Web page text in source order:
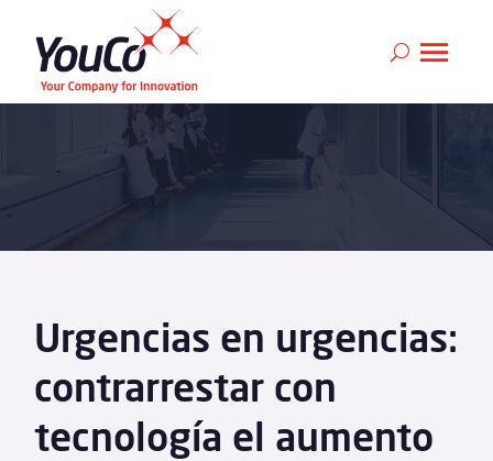
Urgencias en urgencias:
contrarrestar con
tecnología el aumento